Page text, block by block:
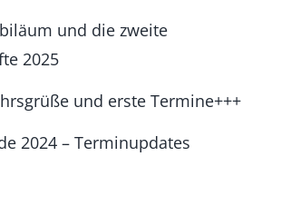
und die zweite
2025
und erste Termine+++
2024 – Terminupdates